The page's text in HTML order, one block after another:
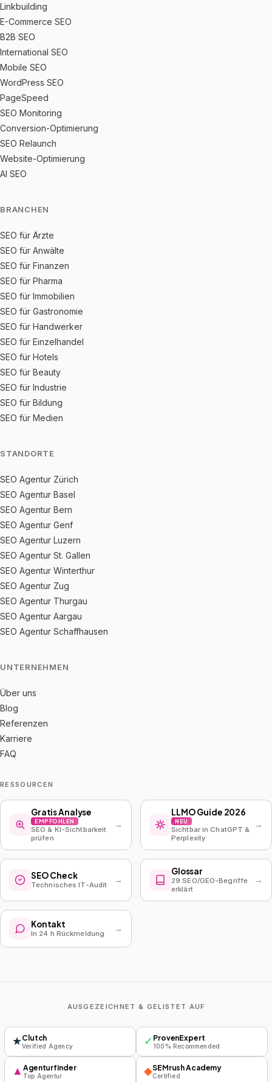
Linkbuilding
E-Commerce SEO
B2B SEO
International SEO
Mobile SEO
WordPress SEO
PageSpeed
SEO Monitoring
Conversion-Optimierung
SEO Relaunch
Website-Optimierung
AI SEO
BRANCHEN
SEO für Ärzte
SEO für Anwälte
SEO für Finanzen
SEO für Pharma
SEO für Immobilien
SEO für Gastronomie
SEO für Handwerker
SEO für Einzelhandel
SEO für Hotels
SEO für Beauty
SEO für Industrie
SEO für Bildung
SEO für Medien
STANDORTE
SEO Agentur Zürich
SEO Agentur Basel
SEO Agentur Bern
SEO Agentur Genf
SEO Agentur Luzern
SEO Agentur St. Gallen
SEO Agentur Winterthur
SEO Agentur Zug
SEO Agentur Thurgau
SEO Agentur Aargau
SEO Agentur Schaffhausen
UNTERNEHMEN
Über uns
Blog
Referenzen
Karriere
FAQ
RESSOURCEN
Gratis Analyse
EMPFOHLEN
SEO & KI-Sichtbarkeit
prüfen
→
LLMO Guide 2026
NEU
Sichtbar in ChatGPT &
Perplexity
→
SEO Check
Technisches IT-Audit →
Glossar
29 SEO/GEO-Begriffe
erklärt
→
Kontakt
In 24 h Rückmeldung →
AUSGEZEICHNET & GELISTET AUF
★Clutch
Verified Agency ✓ ProvenExpert
100% Recommended
▲ Agenturfinder
Top Agentur ◆SEMrush Academy
Certified